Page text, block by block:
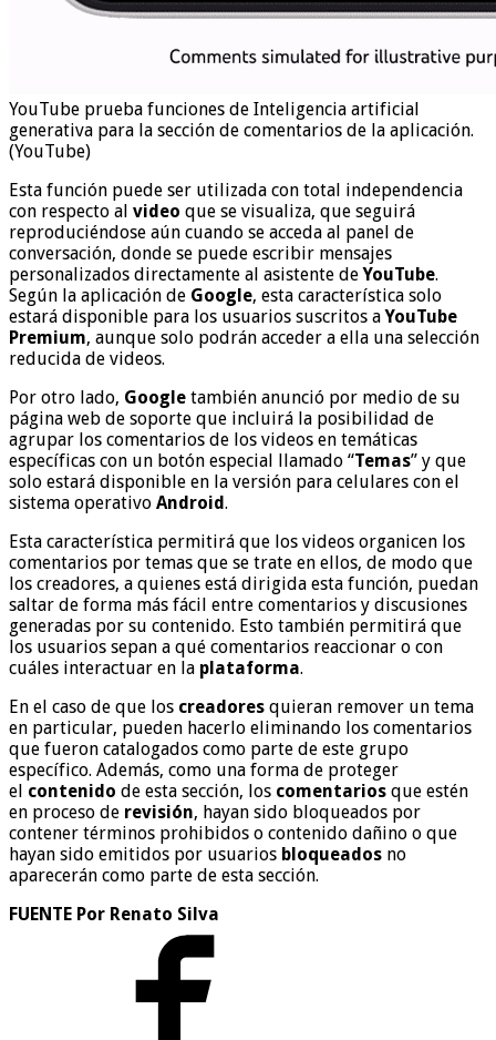
YouTube prueba funciones de Inteligencia artificial
generativa para la sección de comentarios de la aplicación.
(YouTube)
Esta función puede ser utilizada con total independencia
con respecto al video que se visualiza, que seguirá
reproduciéndose aún cuando se acceda al panel de
conversación, donde se puede escribir mensajes
personalizados directamente al asistente deYouTube.
Según la aplicación de Google, esta característica solo
estará disponible para los usuarios suscritos aYouTube
Premium, aunque solo podrán acceder a ella una selección
reducida de videos.
Por otro lado, Google también anunció por medio de su
página web de soporte que incluirá la posibilidad de
agrupar los comentarios de los videos en temáticas
específicas con un botón especial llamado “Temas” y que
solo estará disponible en la versión para celulares con el
sistema operativo Android.
Esta característica permitirá que los videos organicen los
comentarios por temas que se trate en ellos, de modo que
los creadores, a quienes está dirigida esta función, puedan
saltar de forma más fácil entre comentarios y discusiones
generadas por su contenido. Esto también permitirá que
los usuarios sepan a qué comentarios reaccionar o con
cuáles interactuar en la plataforma.
En el caso de que los creadores quieran remover un tema
en particular, pueden hacerlo eliminando los comentarios
que fueron catalogados como parte de este grupo
específico. Además, como una forma de proteger
el contenido de esta sección, los comentarios que estén
en proceso de revisión, hayan sido bloqueados por
contener términos prohibidos o contenido dañino o que
hayan sido emitidos por usuarios bloqueados no
aparecerán como parte de esta sección.
FUENTE Por Renato Silva